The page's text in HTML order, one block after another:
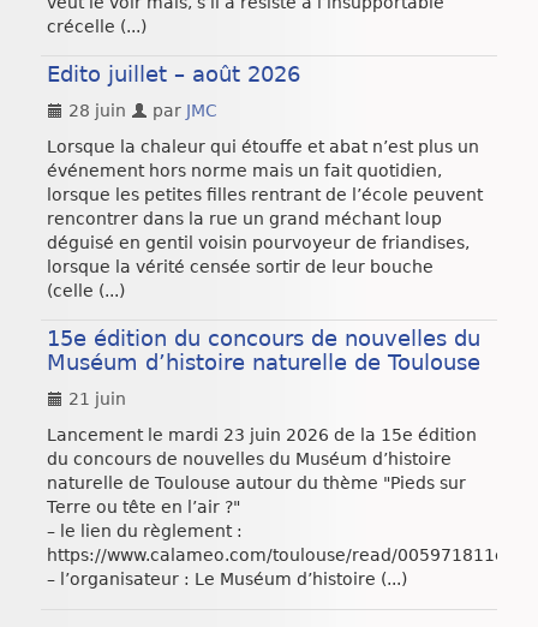
crécelle (...)
Edito juillet – août 2026
28 juin par JMC
Lorsque la chaleur qui étouffe et abat n’est plus un
événement hors norme mais un fait quotidien,
lorsque les petites filles rentrant de l’école peuvent
rencontrer dans la rue un grand méchant loup
déguisé en gentil voisin pourvoyeur de friandises,
lorsque la vérité censée sortir de leur bouche
(celle (...)
15e édition du concours de nouvelles du
Muséum d’histoire naturelle de Toulouse
21 juin
Lancement le mardi 23 juin 2026 de la 15e édition
du concours de nouvelles du Muséum d’histoire
naturelle de Toulouse autour du thème "Pieds sur
Terre ou tête en l’air ?"
– le lien du règlement :
https://www.calameo.com/toulouse/read/
– l’organisateur : Le Muséum d’histoire (...)